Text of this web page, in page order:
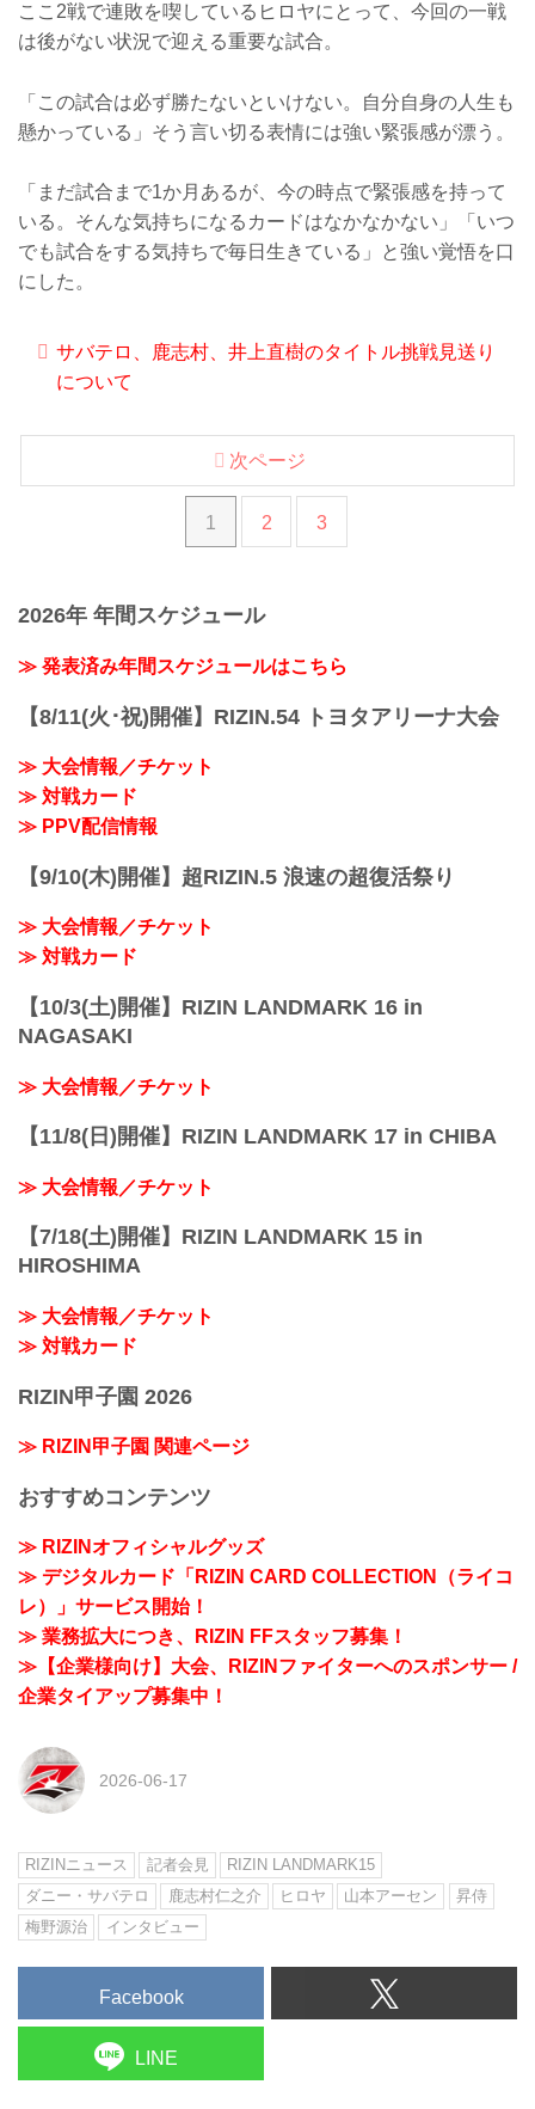
ここ2戦で連敗を喫しているヒロヤにとって、今回の一戦
は後がない状況で迎える重要な試合。
「この試合は必ず勝たないといけない。自分自身の人生も
懸かっている」そう言い切る表情には強い緊張感が漂う。
「まだ試合まで1か月あるが、今の時点で緊張感を持って
いる。そんな気持ちになるカードはなかなかない」「いつ
でも試合をする気持ちで毎日生きている」と強い覚悟を口
にした。
サバテロ、鹿志村、井上直樹のタイトル挑戦見送り
について
1 2 3
次ページ
2026年 年間スケジュール
≫ 発表済み年間スケジュールはこちら
【8/11(火･祝)開催】RIZIN.54 トヨタアリーナ大会
≫ 大会情報／チケット
≫ 対戦カード
≫ PPV配信情報
【9/10(木)開催】超RIZIN.5 浪速の超復活祭り
≫ 大会情報／チケット
≫ 対戦カード
【10/3(土)開催】RIZIN LANDMARK 16 in
NAGASAKI
≫ 大会情報／チケット
【11/8(日)開催】RIZIN LANDMARK 17 in CHIBA
≫ 大会情報／チケット
【7/18(土)開催】RIZIN LANDMARK 15 in
HIROSHIMA
≫ 大会情報／チケット
≫ 対戦カード
RIZIN甲子園 2026
≫ RIZIN甲子園 関連ページ
おすすめコンテンツ
≫ RIZINオフィシャルグッズ
≫ デジタルカード「RIZIN CARD COLLECTION（ライコ
レ）」サービス開始！
≫ 業務拡大につき、RIZIN FFスタッフ募集！
≫【企業様向け】大会、RIZINファイターへのスポンサー /
企業タイアップ募集中！
2026-06-17
RIZINニュース 記者会見
RIZIN LANDMARK15
ダニー・サバテロ
鹿志村仁之介 ヒロヤ 山本アーセン
昇侍
梅野源治
インタビュー
Facebook
LINE